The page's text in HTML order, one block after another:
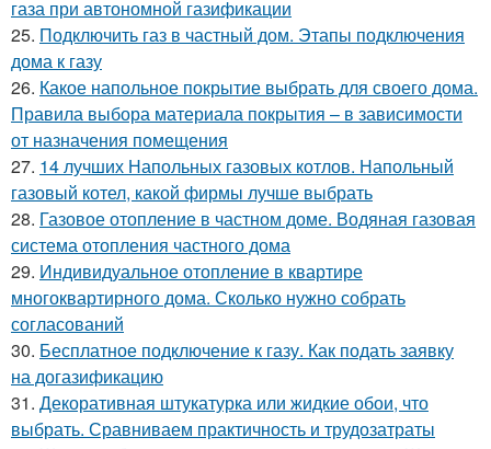
газа при автономной газификации
25. Подключить газ в частный дом. Этапы подключения
дома к газу
26. Какое напольное покрытие выбрать для своего дома.
Правила выбора материала покрытия – в зависимости
от назначения помещения
27. 14 лучших Напольных газовых котлов. Напольный
газовый котел, какой фирмы лучше выбрать
28. Газовое отопление в частном доме. Водяная газовая
система отопления частного дома
29. Индивидуальное отопление в квартире
многоквартирного дома. Сколько нужно собрать
согласований
30. Бесплатное подключение к газу. Как подать заявку
на догазификацию
31. Декоративная штукатурка или жидкие обои, что
выбрать. Сравниваем практичность и трудозатраты